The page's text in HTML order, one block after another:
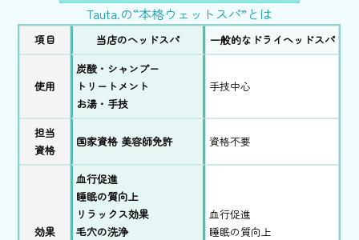
Tauta.の“本格ウェットスパ”とは
項目 当店のヘッドスパ 一般的なドライヘッドスパ
使用
炭酸・シャンプー
トリートメント
お湯・手技
手技中心
担当
資格
国家資格 美容師免許 資格不要
効果
血行促進
睡眠の質向上
リラックス効果
毛穴の洗浄
血行促進
睡眠の質向上